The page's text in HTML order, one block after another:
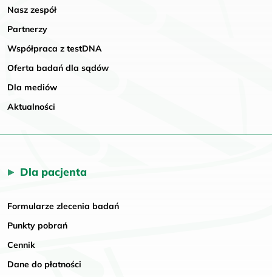
Nasz zespół
Partnerzy
Współpraca z testDNA
Oferta badań dla sądów
Dla mediów
Aktualności
Dla pacjenta
Formularze zlecenia badań
Punkty pobrań
Cennik
Dane do płatności